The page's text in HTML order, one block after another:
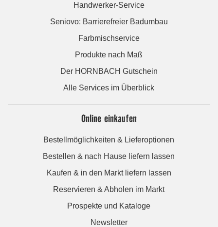
Handwerker-Service
Seniovo: Barrierefreier Badumbau
Farbmischservice
Produkte nach Maß
Der HORNBACH Gutschein
Alle Services im Überblick
Online einkaufen
Bestellmöglichkeiten & Lieferoptionen
Bestellen & nach Hause liefern lassen
Kaufen & in den Markt liefern lassen
Reservieren & Abholen im Markt
Prospekte und Kataloge
Newsletter